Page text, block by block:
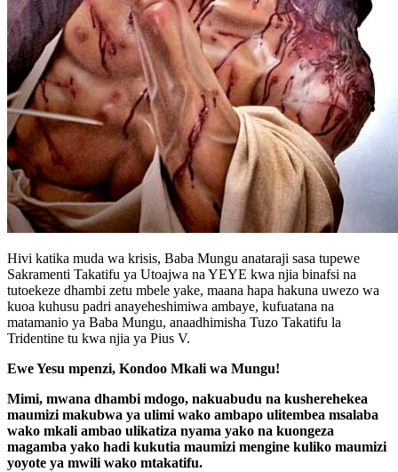
Hivi katika muda wa krisis, Baba Mungu anataraji sasa tupewe
Sakramenti Takatifu ya Utoajwa na YEYE kwa njia binafsi na
tutoekeze dhambi zetu mbele yake, maana hapa hakuna uwezo wa
kuoa kuhusu padri anayeheshimiwa ambaye, kufuatana na
matamanio ya Baba Mungu, anaadhimisha Tuzo Takatifu la
Tridentine tu kwa njia ya Pius V.
Ewe Yesu mpenzi, Kondoo Mkali wa Mungu!
Mimi, mwana dhambi mdogo, nakuabudu na kusherehekea
maumizi makubwa ya ulimi wako ambapo ulitembea msalaba
wako mkali ambao ulikatiza nyama yako na kuongeza
magamba yako hadi kukutia maumizi mengine kuliko maumizi
yoyote ya mwili wako mtakatifu.